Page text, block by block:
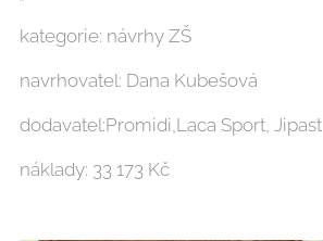
kategorie: návrhy ZŠ
navrhovatel: Dana Kubešová
dodavatel:Promidi,Laca Sport, Jipast
náklady: 33 173 Kč